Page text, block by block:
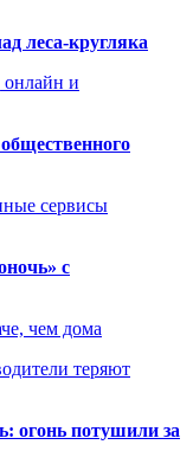
леса-кругляка
онлайн и
сервисы
с
чем дома
теряют
огонь потушили за